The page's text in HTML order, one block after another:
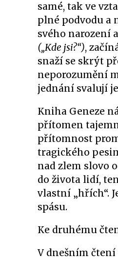
samé, tak ve
plné podvodu a
svého narození
(„Kde jsi?“),
snaží se skrýt
neporozumění
jednání svalují
Kniha Geneze
přítomen
přítomnost
tragického
nad zlem slovo
do života lidí,
vlastní „hřích“.
spásu.
Ke druhému
V dnešním čtení